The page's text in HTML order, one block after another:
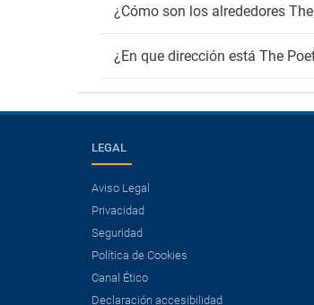
¿Cómo son los alrededores
¿En que dirección está The
LEGAL
Aviso Legal
Privacidad
Seguridad
Política de Cookies
Canal Ético
Declaración accesibilidad